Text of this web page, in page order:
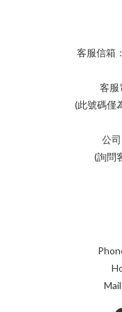
客服信箱
客服
(此號碼僅
公
(詢問